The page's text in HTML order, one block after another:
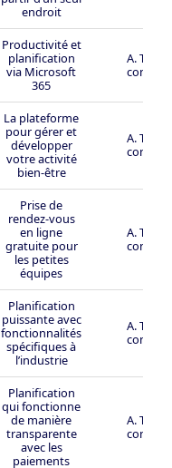
endroit
Productivité et
planification
via Microsoft
365
A. Très
connu
La plateforme
pour gérer et
développer
votre activité
bien-être
A. Très
connu
Prise de
rendez-vous
en ligne
gratuite pour
les petites
équipes
A. Très
connu
Planification
puissante avec
fonctionnalités
spécifiques à
l’industrie
A. Très
connu
Planification
qui fonctionne
de manière
transparente
avec les
paiements
A. Très
connu